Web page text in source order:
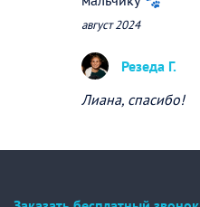
август 2024
Резеда Г.
Лиана, спасибо!